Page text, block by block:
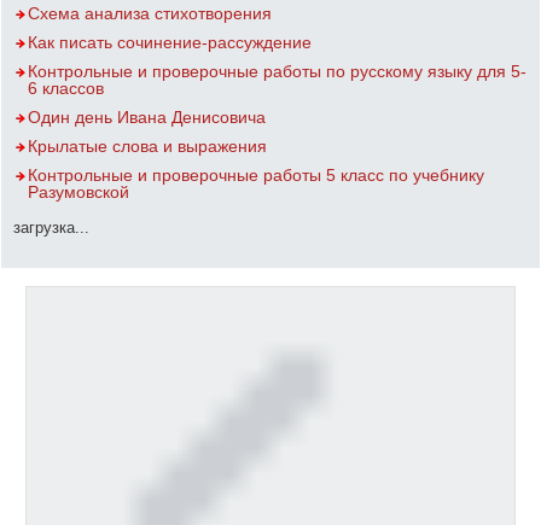
Схема анализа стихотворения
Как писать сочинение-рассуждение
Контрольные и проверочные работы по русскому языку для 5-
6 классов
Один день Ивана Денисовича
Крылатые слова и выражения
Контрольные и проверочные работы 5 класс по учебнику
Разумовской
загрузка...